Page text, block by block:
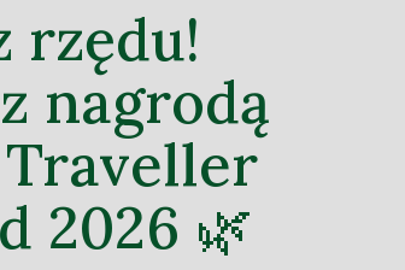
rzędu!
nagrodą
2026 🌿